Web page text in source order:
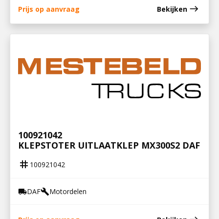
Prijs op aanvraag Bekijken east
100921042
KLEPSTOTER UITLAATKLEP MX300S2 DAF
tag 100921042
local_shippingDAFbuildMotordelen